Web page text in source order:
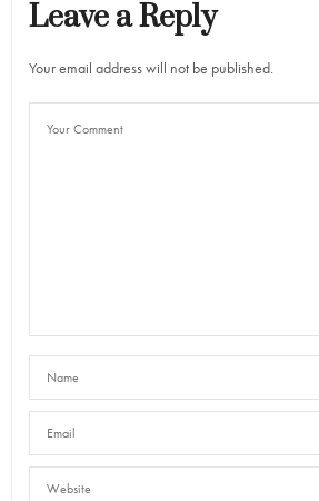
Leave a Reply
Your email address will not be published.